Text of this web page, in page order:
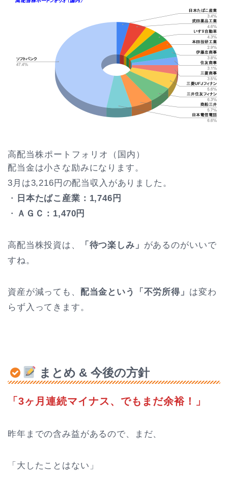
高配当株ポートフォリオ（国内）
配当金は小さな励みになります。
3月は3,216円の配当収入がありました。
・
日本たばこ産業：1,746円
・
ＡＧＣ：1,470円
高配当株投資は、 「待つ楽しみ」 があるのがいいで
すね。
資産が減っても、 配当金という「不労所得」 は変わ
らず入ってきます。
まとめ & 今後の方針
「3ヶ月連続マイナス、でもまだ余裕！」
昨年までの含み益があるので、まだ、
「大したことはない」